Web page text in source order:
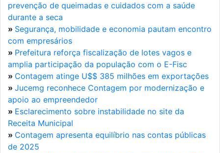
prevenção de queimadas e cuidados com a saúde
durante a seca
» Segurança, mobilidade e economia pautam encontro
com empresários
» Prefeitura reforça fiscalização de lotes vagos e
amplia participação da população com o E-Fisc
» Contagem atinge U$$ 385 milhões em exportações
» Jucemg reconhece Contagem por modernização e
apoio ao empreendedor
» Esclarecimento sobre instabilidade no site da
Receita Municipal
» Contagem apresenta equilíbrio nas contas públicas
de 2025